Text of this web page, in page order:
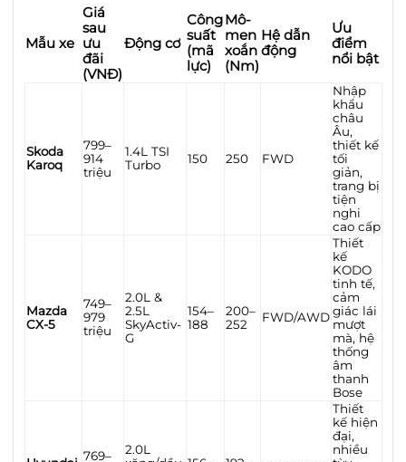
Mẫu xe
Giá
sau
ưu
đãi
(VNĐ)
Động cơ
Công
suất
(mã
lực)
Mô-
men
xoắn
(Nm)
Hệ dẫn
động
Ưu
điểm
nổi bật
Skoda
Karoq
799–
914
triệu
1.4L TSI
Turbo
150 250 FWD
Nhập
khẩu
châu
Âu,
thiết kế
tối
giản,
trang bị
tiện
nghi
cao cấp
Mazda
CX-5
749–
979
triệu
2.0L &
2.5L
SkyActiv-
G
154–
188
200–
252
FWD/AWD
Thiết
kế
KODO
tinh tế,
cảm
giác lái
mượt
mà, hệ
thống
âm
thanh
Bose
769–
2.0L
Thiết
kế hiện
đại,
nhiều